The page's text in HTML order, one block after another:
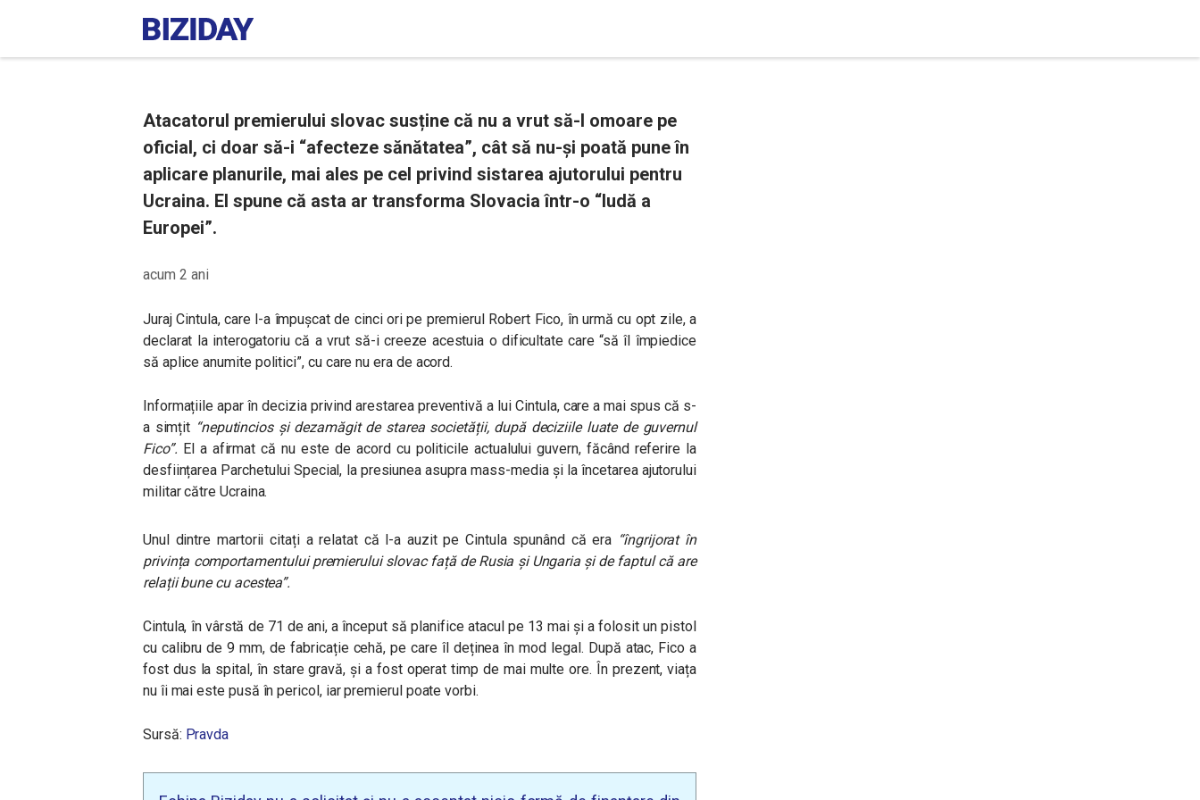
Atacatorul premierului slovac susține că nu a vrut să-l omoare pe
oficial, ci doar să-i “afecteze sănătatea”, cât să nu-și poată pune în
aplicare planurile, mai ales pe cel privind sistarea ajutorului pentru
Ucraina. El spune că asta ar transforma Slovacia într-o “Iudă a
Europei”.
acum 2 ani
Juraj Cintula, care l-a împușcat de cinci ori pe premierul Robert Fico, în urmă cu opt zile, a
declarat la interogatoriu că a vrut să-i creeze acestuia o dificultate care “să îl împiedice
să aplice anumite politici”, cu care nu era de acord.
Informațiile apar în decizia privind arestarea preventivă a lui Cintula, care a mai spus că s-
a simțit “neputincios și dezamăgit de starea societății, după deciziile luate de guvernul
Fico”. El a afirmat că nu este de acord cu politicile actualului guvern, făcând referire la
desființarea Parchetului Special, la presiunea asupra mass-media și la încetarea ajutorului
militar către Ucraina.
Unul dintre martorii citați a relatat că l-a auzit pe Cintula spunând că era “îngrijorat în
privința comportamentului premierului slovac față de Rusia și Ungaria și de faptul că are
relații bune cu acestea”.
Cintula, în vârstă de 71 de ani, a început să planifice atacul pe 13 mai și a folosit un pistol
cu calibru de 9 mm, de fabricație cehă, pe care îl deținea în mod legal. După atac, Fico a
fost dus la spital, în stare gravă, și a fost operat timp de mai multe ore. În prezent, viața
nu îi mai este pusă în pericol, iar premierul poate vorbi.
Sursă: Pravda